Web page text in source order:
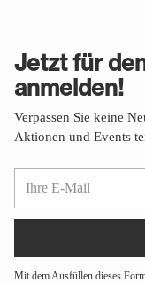
Jetzt für
anmelden!
Verpassen Sie keine
Aktionen und Events
Mit dem Ausfüllen dieses